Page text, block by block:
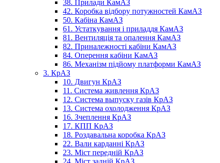
38. Прилади КамАЗ
42. Коробка відбору потужностей КамАЗ
50. Кабіна КамАЗ
61. Устаткування і приладдя КамАЗ
81. Вентиляція та опалення КамАЗ
82. Приналежності кабіни КамАЗ
84. Оперення кабіни КамАЗ
86. Механізм підйому платформи КамАЗ
3. КрАЗ
10. Двигун КрАЗ
11. Система живлення КрАЗ
12. Система выпуску газів КрАЗ
13. Система охолодження КрАЗ
16. Зчеплення КрАЗ
17. КПП КрАЗ
18. Роздавальна коробка КрАЗ
22. Вали карданні КрАЗ
23. Міст передній КрАЗ
24. Міст задній КрАЗ